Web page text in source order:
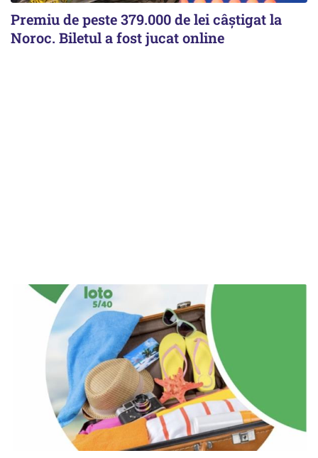
Premiu de peste 379.000 de lei câștigat la
Noroc. Biletul a fost jucat online